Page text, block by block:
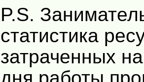
P.S.
статистика
затраченных